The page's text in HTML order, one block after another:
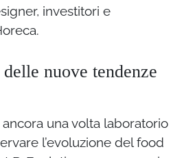
investitori e
nuove tendenze
una volta laboratorio
l’evoluzione del food